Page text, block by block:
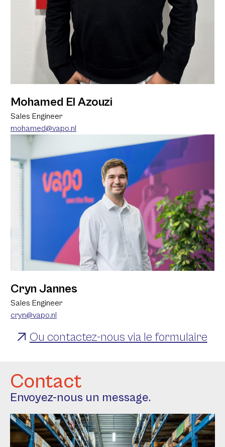
Mohamed El Azouzi
Sales Engineer
mohamed@vapo.nl
Cryn Jannes
Sales Engineer
cryn@vapo.nl
Ou contactez-nous via le formulaire
Contact
Envoyez-nous un message.